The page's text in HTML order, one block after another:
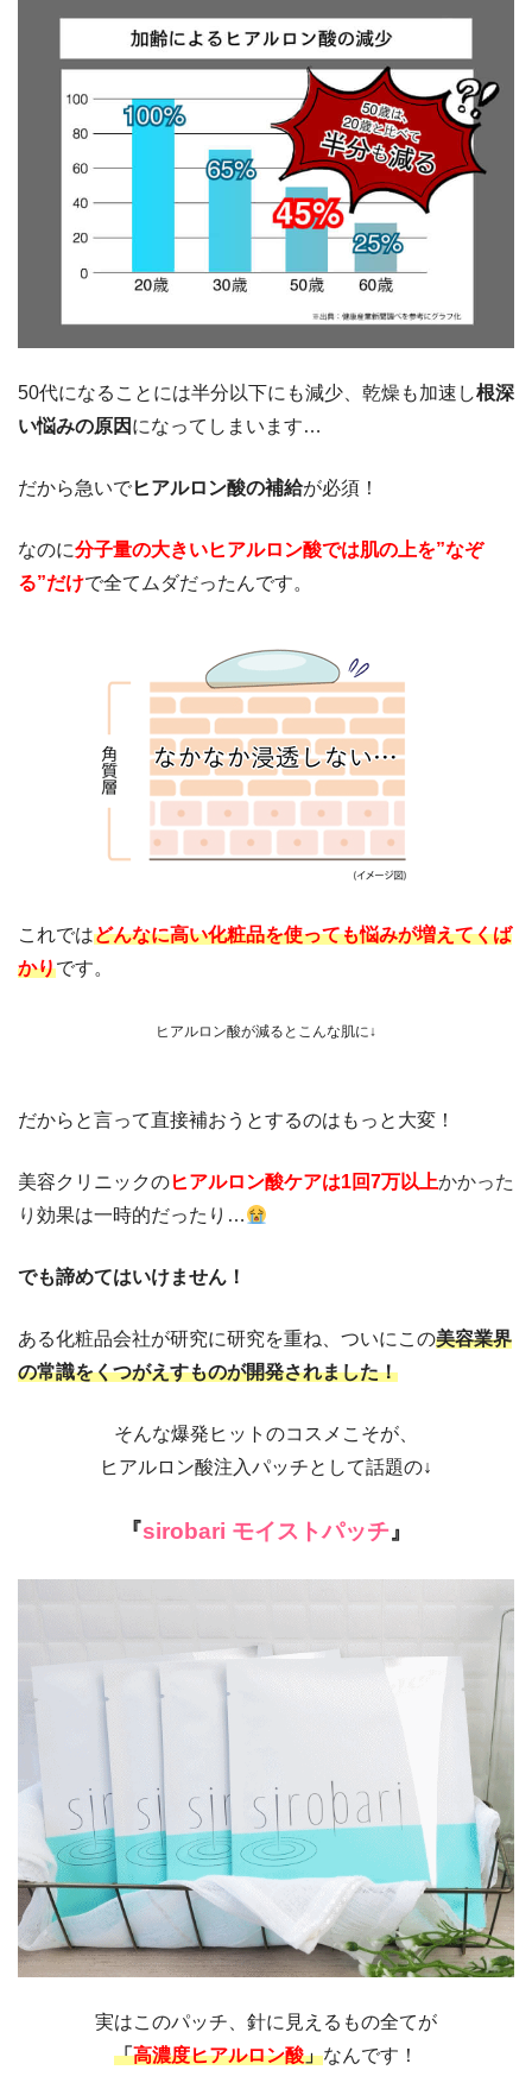
50代になることには半分以下にも減少、乾燥も加速し根深
い悩みの原因 になってしまいます…
だから急いでヒアルロン酸の補給が必須！
なのに分子量の大きいヒアルロン酸では肌の上を”なぞ
る”だけで全てムダだったんです。
これではどんなに高い化粧品を使っても悩みが増えてくば
かりです。
ヒアルロン酸が減るとこんな肌に↓
だからと言って直接補おうとするのはもっと大変！
美容クリニックのヒアルロン酸ケアは1回7万以上かかった
り 効果は一時的だったり…
でも諦めてはいけません！
ある化粧品会社が研究に研究を重ね、ついにこの美容業界
の常識をくつがえすものが開発されました！
そんな爆発ヒットのコスメこそが、
ヒアルロン酸注入パッチとして話題の↓
『sirobari モイストパッチ』
実はこのパッチ、針に見えるもの全てが
「高濃度ヒアルロン酸」なんです！